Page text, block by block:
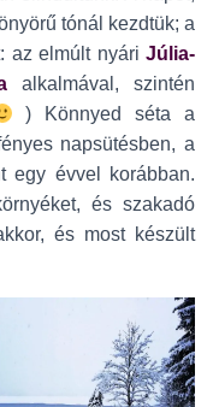
tónál kezdtük; a
az elmúlt nyári Júlia-
alkalmával, szintén
) Könnyed séta a
napsütésben, a
egy évvel korábban.
és szakadó
és most készült